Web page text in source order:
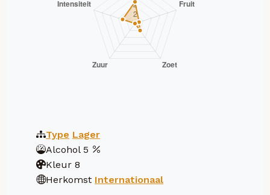
Type Lager
Alcohol 5
Kleur 8
Herkomst Internationaal